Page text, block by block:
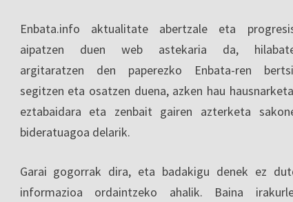
Enbata.info aktualitate abertzale eta
aipatzen duen web astekaria da,
argitaratzen den paperezko Enbata-ren
segitzen eta osatzen duena, azken hau
eztabaidara eta zenbait gairen azterketa
bideratuagoa delarik.
Garai gogorrak dira, eta badakigu denek ez
informazioa ordaintzeko ahalik. Baina